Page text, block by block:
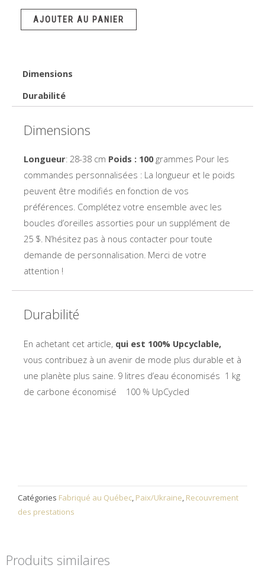
de
s'annonce
AJOUTER AU PANIER
Dimensions
Durabilité
Dimensions
Longueur: 28-38 cm Poids : 100 grammes Pour les
commandes personnalisées : La longueur et le poids
peuvent être modifiés en fonction de vos
préférences. Complétez votre ensemble avec les
boucles d’oreilles assorties pour un supplément de
25 $. N’hésitez pas à nous contacter pour toute
demande de personnalisation. Merci de votre
attention !
Durabilité
En achetant cet article, qui est 100% Upcyclable,
vous contribuez à un avenir de mode plus durable et à
une planète plus saine. 9 litres d’eau économisés 1 kg
de carbone économisé
100 % UpCycled
Catégories Fabriqué au Québec, Paix/Ukraine, Recouvrement
des prestations
Produits similaires